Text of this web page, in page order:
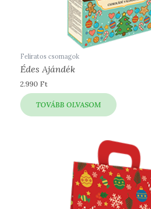
Feliratos csomagok
Édes Ajándék
2.990 Ft
TOVÁBB OLVASOM